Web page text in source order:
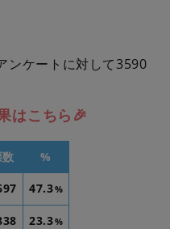
ンケートに対して3590
はこちら🎉
数 %
47.3%
23.3%